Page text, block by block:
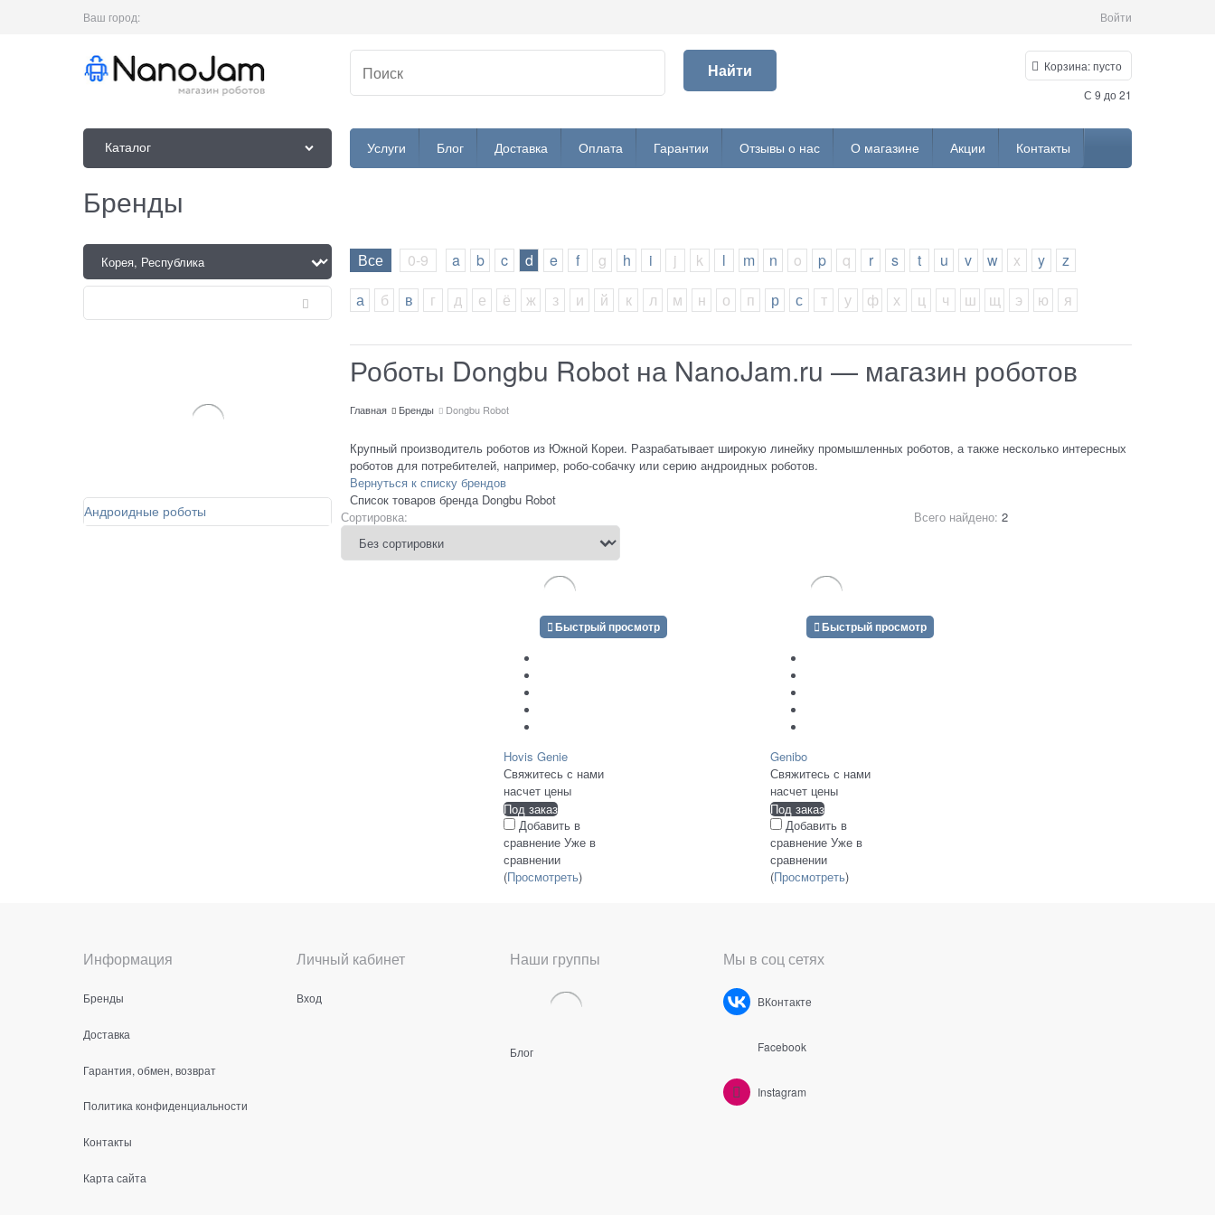
Ваш город: Войти
Найти Корзина:пусто
С 9 до 21
Каталог Услуги Блог Доставка Оплата Гарантии Отзывы о нас О магазине Акции Контакты
Бренды
Все 0-9 a b c d e f g h i j k l m n o p q r s t u v w x y
z
а
б в г д е ё ж з и й к л м н о п р с т у ф х ц ч ш щ э ю я
Андроидные роботы
Роботы Dongbu Robot на NanoJam.ru — магазин роботов
Главная Бренды Dongbu Robot
Крупный производитель роботов из Южной Кореи. Разрабатывает широкую линейку промышленных роботов, а также несколько интересных
роботов для потребителей, например, робо-собачку или серию андроидных роботов.
Вернуться к списку брендов
Список товаров бренда Dongbu Robot
Сортировка:
Всего найдено: 2
Быстрый просмотр
Hovis Genie
Свяжитесь с нами
насчет цены
Под заказ
Добавить в
сравнение Уже в
сравнении
(Просмотреть)
Быстрый просмотр
Genibo
Свяжитесь с нами
насчет цены
Под заказ
Добавить в
сравнение Уже в
сравнении
(Просмотреть)
Информация
Бренды
Доставка
Гарантия, обмен, возврат
Политика конфиденциальности
Контакты
Карта сайта
Личный кабинет
Вход
Наши группы
Блог
Мы в соц сетях
ВКонтакте
Facebook
Instagram